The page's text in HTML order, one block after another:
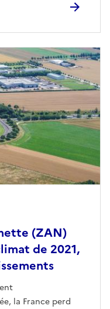
(ZAN)
de 2021,
la France perd